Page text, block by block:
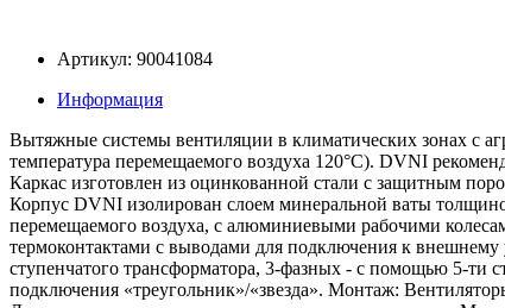
Артикул: 90041084
Информация
Вытяжные системы вентиляции в климатических зонах с
температура перемещаемого воздуха 120°С). DVNI
Каркас изготовлен из оцинкованной стали с защитным
Корпус DVNI изолирован слоем минеральной ваты
перемещаемого воздуха, с алюминиевыми рабочими
термоконтактами с выводами для подключения к внешнему
ступенчатого трансформатора, 3-фазных - с помощью 5-ти
подключения «треугольник»/«звезда». Монтаж: